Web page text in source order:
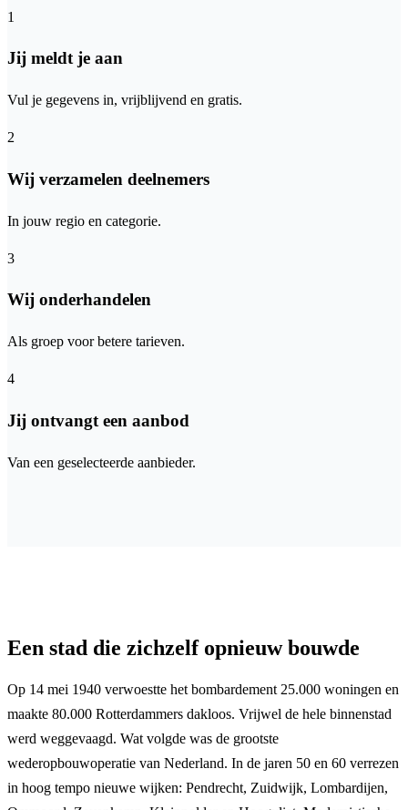
1
Jij meldt je aan
Vul je gegevens in, vrijblijvend en gratis.
2
Wij verzamelen deelnemers
In jouw regio en categorie.
3
Wij onderhandelen
Als groep voor betere tarieven.
4
Jij ontvangt een aanbod
Van een geselecteerde aanbieder.
Een stad die zichzelf opnieuw bouwde
Op 14 mei 1940 verwoestte het bombardement 25.000 woningen en
maakte 80.000 Rotterdammers dakloos. Vrijwel de hele binnenstad
werd weggevaagd. Wat volgde was de grootste
wederopbouwoperatie van Nederland. In de jaren 50 en 60 verrezen
in hoog tempo nieuwe wijken: Pendrecht, Zuidwijk, Lombardijen,